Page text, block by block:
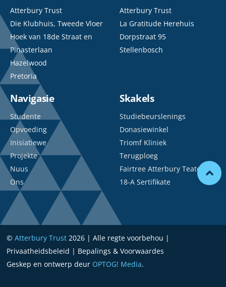
Atterbury Trust
Die Klubhuis, Tweede Vloer
Hoek van 18de Straat en
Pinasterlaan
Hazelwood
Pretoria
Atterbury Trust
La Gratitude Herehuis
Dorpstraat 95
Stellenbosch
Navigasie
Studente
Opvoeding
Inisiatiewe
Projekte
Nuus
Ons
Skakels
Studiebeurslenings
Donasiewinkel
Triomf Kliniek
Terugploeg
Fairtree Atterbury Teater
18-A Sertifikate
©Atterbury Trust 2026 | Alle regte voorbehou |
Privaatheidsbeleid | Bepalings & Voorwaardes
Geskep en ontwerp deur OPTOG! Media.